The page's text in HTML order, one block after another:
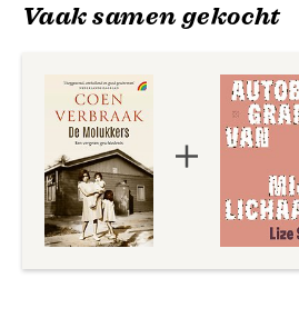
Vaak samen gekocht